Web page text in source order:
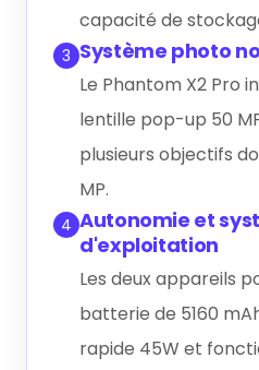
capacité de
3 Système photo
Le Phantom X2 Pro
lentille pop-up 50
plusieurs objectifs
MP.
4 Autonomie et
d'exploitation
Les deux appareils
batterie de 5160
rapide 45W et